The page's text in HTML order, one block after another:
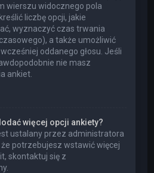
wierszu widocznego pola
liczbę opcji, jakie
wyznaczyć czas trwania
a także umożliwić
oddanego głosu. Jeśli
nie masz
ankiet.
więcej opcji ankiety?
ustalany przez administratora
potrzebujesz wstawić więcej
skontaktuj się z